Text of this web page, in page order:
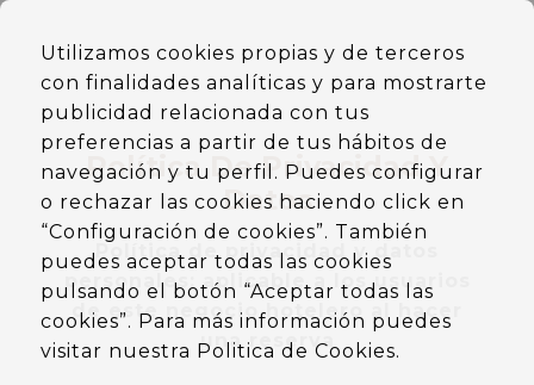
Política De Privacidad Y
Datos
Política de privacidad y datos
personales: aplicable a los usuarios
de este negocio hotelero al hacer
una reserva
Utilizamos cookies propias y de terceros
con finalidades analíticas y para mostrarte
publicidad relacionada con tus
preferencias a partir de tus hábitos de
navegación y tu perfil. Puedes configurar
o rechazar las cookies haciendo click en
“Configuración de cookies”. También
puedes aceptar todas las cookies
pulsando el botón “Aceptar todas las
cookies”. Para más información puedes
visitar nuestra Politica de Cookies.